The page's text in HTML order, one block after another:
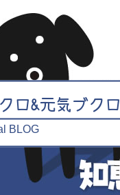
ロ&元気ブクロ
BLOG